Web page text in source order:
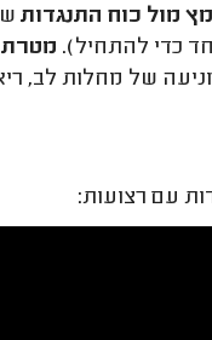
מול כוח התנגדות
כדי להתחיל).
של מחלות לב,